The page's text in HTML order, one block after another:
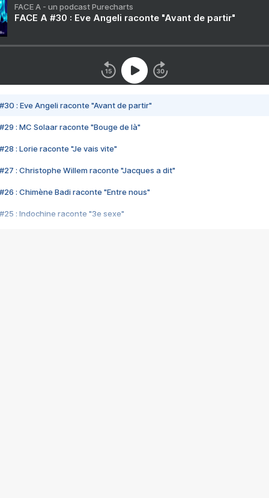
FACE A - un podcast Purecharts
FACE A #30 : Eve Angeli raconte "Avant de partir"
#30 : Eve Angeli raconte "Avant de partir"
#29 : MC Solaar raconte "Bouge de là"
#28 : Lorie raconte "Je vais vite"
#27 : Christophe Willem raconte "Jacques a dit"
#26 : Chimène Badi raconte "Entre nous"
#25 : Indochine raconte "3e sexe"